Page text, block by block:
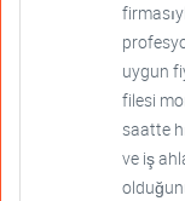
uygun
filesi
saatte
ve iş